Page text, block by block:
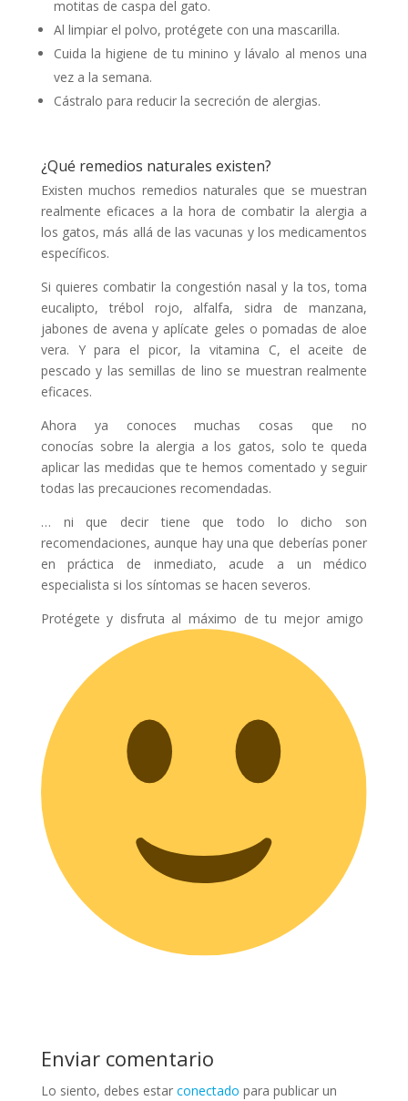
motitas de caspa del gato.
Al limpiar el polvo, protégete con una mascarilla.
Cuida la higiene de tu minino y lávalo al menos una
vez a la semana.
Cástralo para reducir la secreción de alergias.
¿Qué remedios naturales existen?
Existen muchos remedios naturales que se muestran
realmente eficaces a la hora de combatir la alergia a
los gatos, más allá de las vacunas y los medicamentos
específicos.
Si quieres combatir la congestión nasal y la tos, toma
eucalipto, trébol rojo, alfalfa, sidra de manzana,
jabones de avena y aplícate geles o pomadas de aloe
vera. Y para el picor, la vitamina C, el aceite de
pescado y las semillas de lino se muestran realmente
eficaces.
Ahora ya conoces muchas cosas que no
conocías sobre la alergia a los gatos, solo te queda
aplicar las medidas que te hemos comentado y seguir
todas las precauciones recomendadas.
… ni que decir tiene que todo lo dicho son
recomendaciones, aunque hay una que deberías poner
en práctica de inmediato, acude a un médico
especialista si los síntomas se hacen severos.
Protégete y disfruta al máximo de tu mejor amigo
Enviar comentario
Lo siento, debes estar conectado para publicar un